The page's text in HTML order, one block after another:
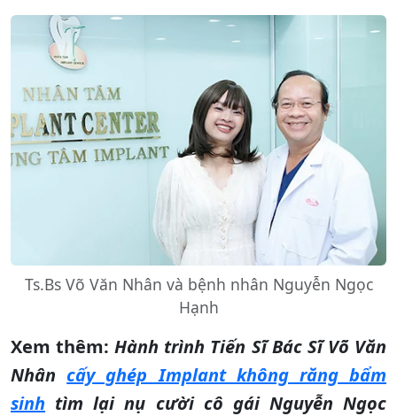
Ts.Bs Võ Văn Nhân và bệnh nhân Nguyễn Ngọc
Hạnh
Xem thêm: Hành trình Tiến Sĩ Bác Sĩ Võ Văn
Nhân cấy ghép Implant không răng bẩm
sinh tìm lại nụ cười cô gái Nguyễn Ngọc